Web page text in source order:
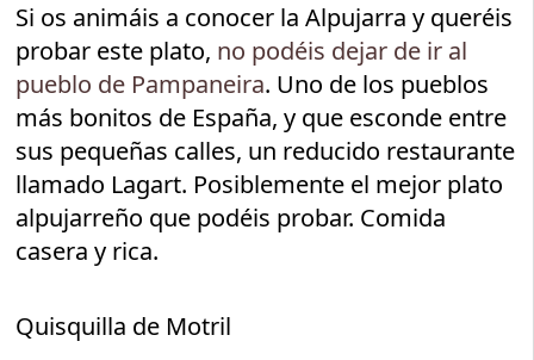
Si os animáis a conocer la Alpujarra y queréis
probar este plato, no podéis dejar de ir al
pueblo de Pampaneira. Uno de los pueblos
más bonitos de España, y que esconde entre
sus pequeñas calles, un reducido restaurante
llamado Lagart. Posiblemente el mejor plato
alpujarreño que podéis probar. Comida
casera y rica.
Quisquilla de Motril